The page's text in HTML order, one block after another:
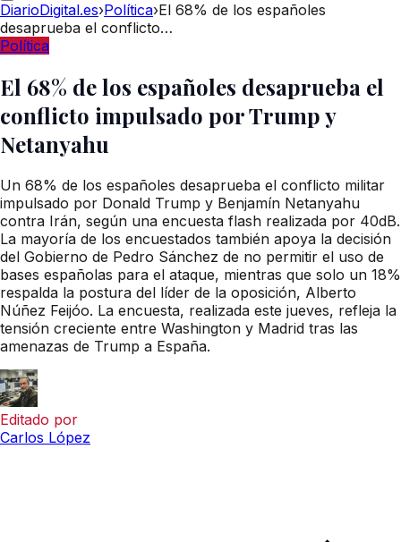
DiarioDigital.es›Política›El 68% de los españoles
desaprueba el conflicto…
Política
El 68% de los españoles desaprueba el
conflicto impulsado por Trump y
Netanyahu
Un 68% de los españoles desaprueba el conflicto militar
impulsado por Donald Trump y Benjamín Netanyahu
contra Irán, según una encuesta flash realizada por 40dB.
La mayoría de los encuestados también apoya la decisión
del Gobierno de Pedro Sánchez de no permitir el uso de
bases españolas para el ataque, mientras que solo un 18%
respalda la postura del líder de la oposición, Alberto
Núñez Feijóo. La encuesta, realizada este jueves, refleja la
tensión creciente entre Washington y Madrid tras las
amenazas de Trump a España.
Editado por
Carlos López